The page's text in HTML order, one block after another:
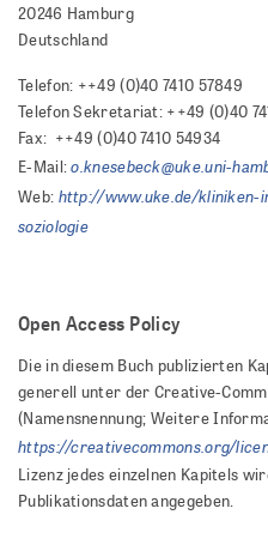
20246 Hamburg
Deutschland
Telefon: ++49 (0)40 7410 57849
Telefon Sekretariat: ++49 (0)40
Fax: ++49 (0)40 7410 54934
E-Mail:o.knesebeck@uke.uni-
Web: http://www.uke.de/
soziologie
Open Access Policy
Die in diesem Buch publizierten
generell unter der Creative-
(Namensnennung; Weitere
https://creativecommons.org/
Lizenz jedes einzelnen Kapitels
Publikationsdaten angegeben.